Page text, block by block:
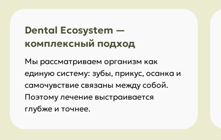
Dental Ecosystem —
комплексный подход
Мы рассматриваем организм как
единую систему: зубы, прикус, осанка и
самочувствие связаны между собой.
Поэтому лечение выстраивается
глубже и точнее.